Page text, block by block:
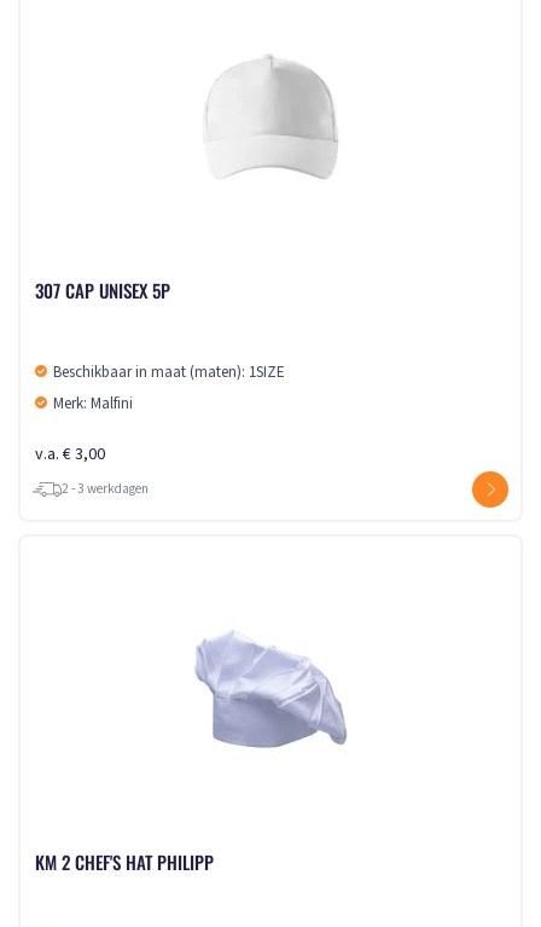
307 CAP UNISEX 5P
Beschikbaar in maat (maten): 1SIZE
Merk: Malfini
v.a. € 3,00
2 - 3 werkdagen
KM 2 CHEF'S HAT PHILIPP